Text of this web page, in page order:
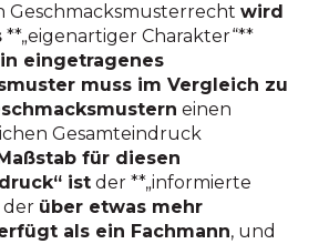
Geschmacksmusterrechtwird
**„eigenartiger Charakter“**
eingetragenes
muss im Vergleich zu
einen
Gesamteindruck
für diesen
ist der **„informierte
der über etwas mehr
als ein Fachmann, und